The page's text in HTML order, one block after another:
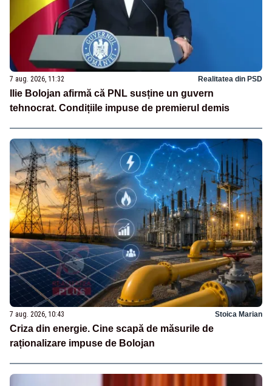
7 aug. 2026, 11:32 Realitatea din PSD
Ilie Bolojan afirmă că PNL susține un guvern
tehnocrat. Condițiile impuse de premierul demis
7 aug. 2026, 10:43 Stoica Marian
Criza din energie. Cine scapă de măsurile de
raționalizare impuse de Bolojan